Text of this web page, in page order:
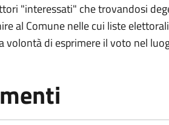
"interessati" che trovandosi
al Comune nelle cui liste
volontà di esprimere il voto nel